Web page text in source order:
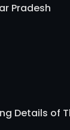
Pradesh
Details of